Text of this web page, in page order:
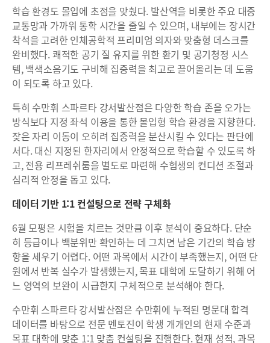
학습 환경도 몰입에 초점을 맞췄다. 발산역을 비롯한 주요 대중
교통망과 가까워 통학 시간을 줄일 수 있으며, 내부에는 장시간
착석을 고려한 인체공학적 프리미엄 의자와 맞춤형 데스크를
완비했다. 쾌적한 공기 질 유지를 위한 환기 및 공기청정 시스
템, 백색소음기도 구비해 집중력을 최고로 끌어올리는 데 도움
이 되도록 하고 있다.
특히 수만휘 스파르타 강서발산점은 다양한 학습 존을 오가는
방식보다 지정 좌석 이용을 통한 몰입형 학습 환경을 지향한다.
잦은 자리 이동이 오히려 집중력을 분산시킬 수 있다는 판단에
서다. 대신 지정된 한자리에서 안정적으로 학습할 수 있도록 하
고, 전용 리프레쉬룸을 별도로 마련해 수험생의 컨디션 조절과
심리적 안정을 돕고 있다.
데이터 기반 1:1 컨설팅으로 전략 구체화
6월 모평은 시험을 치르는 것만큼 이후 분석이 중요하다. 단순
히 등급이나 백분위만 확인하는 데 그치면 남은 기간의 학습 방
향을 세우기 어렵다. 어떤 과목에서 시간이 부족했는지, 어떤 단
원에서 반복 실수가 발생했는지, 목표 대학에 도달하기 위해 어
느 영역의 보완이 시급한지 구체적으로 분석해야 한다.
수만휘 스파르타 강서발산점은 수만휘에 누적된 명문대 합격
데이터를 바탕으로 전문 멘토진이 학생 개개인의 현재 수준과
목표 대학에 맞춘 1:1 맞춤 컨설팅을 진행한다. 현재 성적, 과목